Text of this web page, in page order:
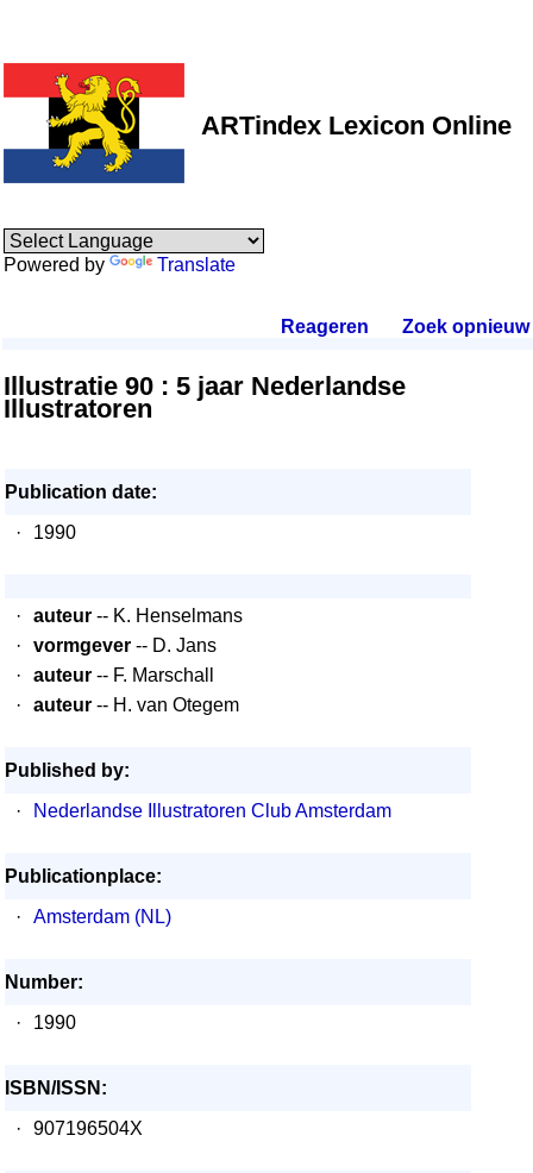
ARTindex Lexicon Online
Powered by Translate
Reageren Zoek opnieuw.
Illustratie 90 : 5 jaar Nederlandse
Illustratoren
Publication date:
·
1990
· auteur -- K. Henselmans
·
vormgever -- D. Jans
·
auteur -- F. Marschall
·
auteur -- H. van Otegem
Published by:
·
Nederlandse Illustratoren Club Amsterdam
Publicationplace:
·
Amsterdam (NL)
Number:
·
1990
ISBN/ISSN:
·
907196504X